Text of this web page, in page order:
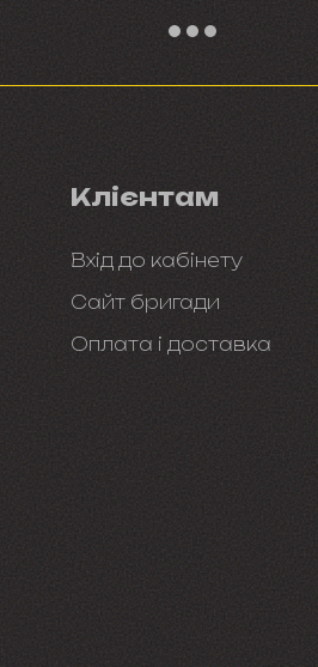
Клієнтам
Вхід до кабінету
Сайт бригади
Оплата і доставка